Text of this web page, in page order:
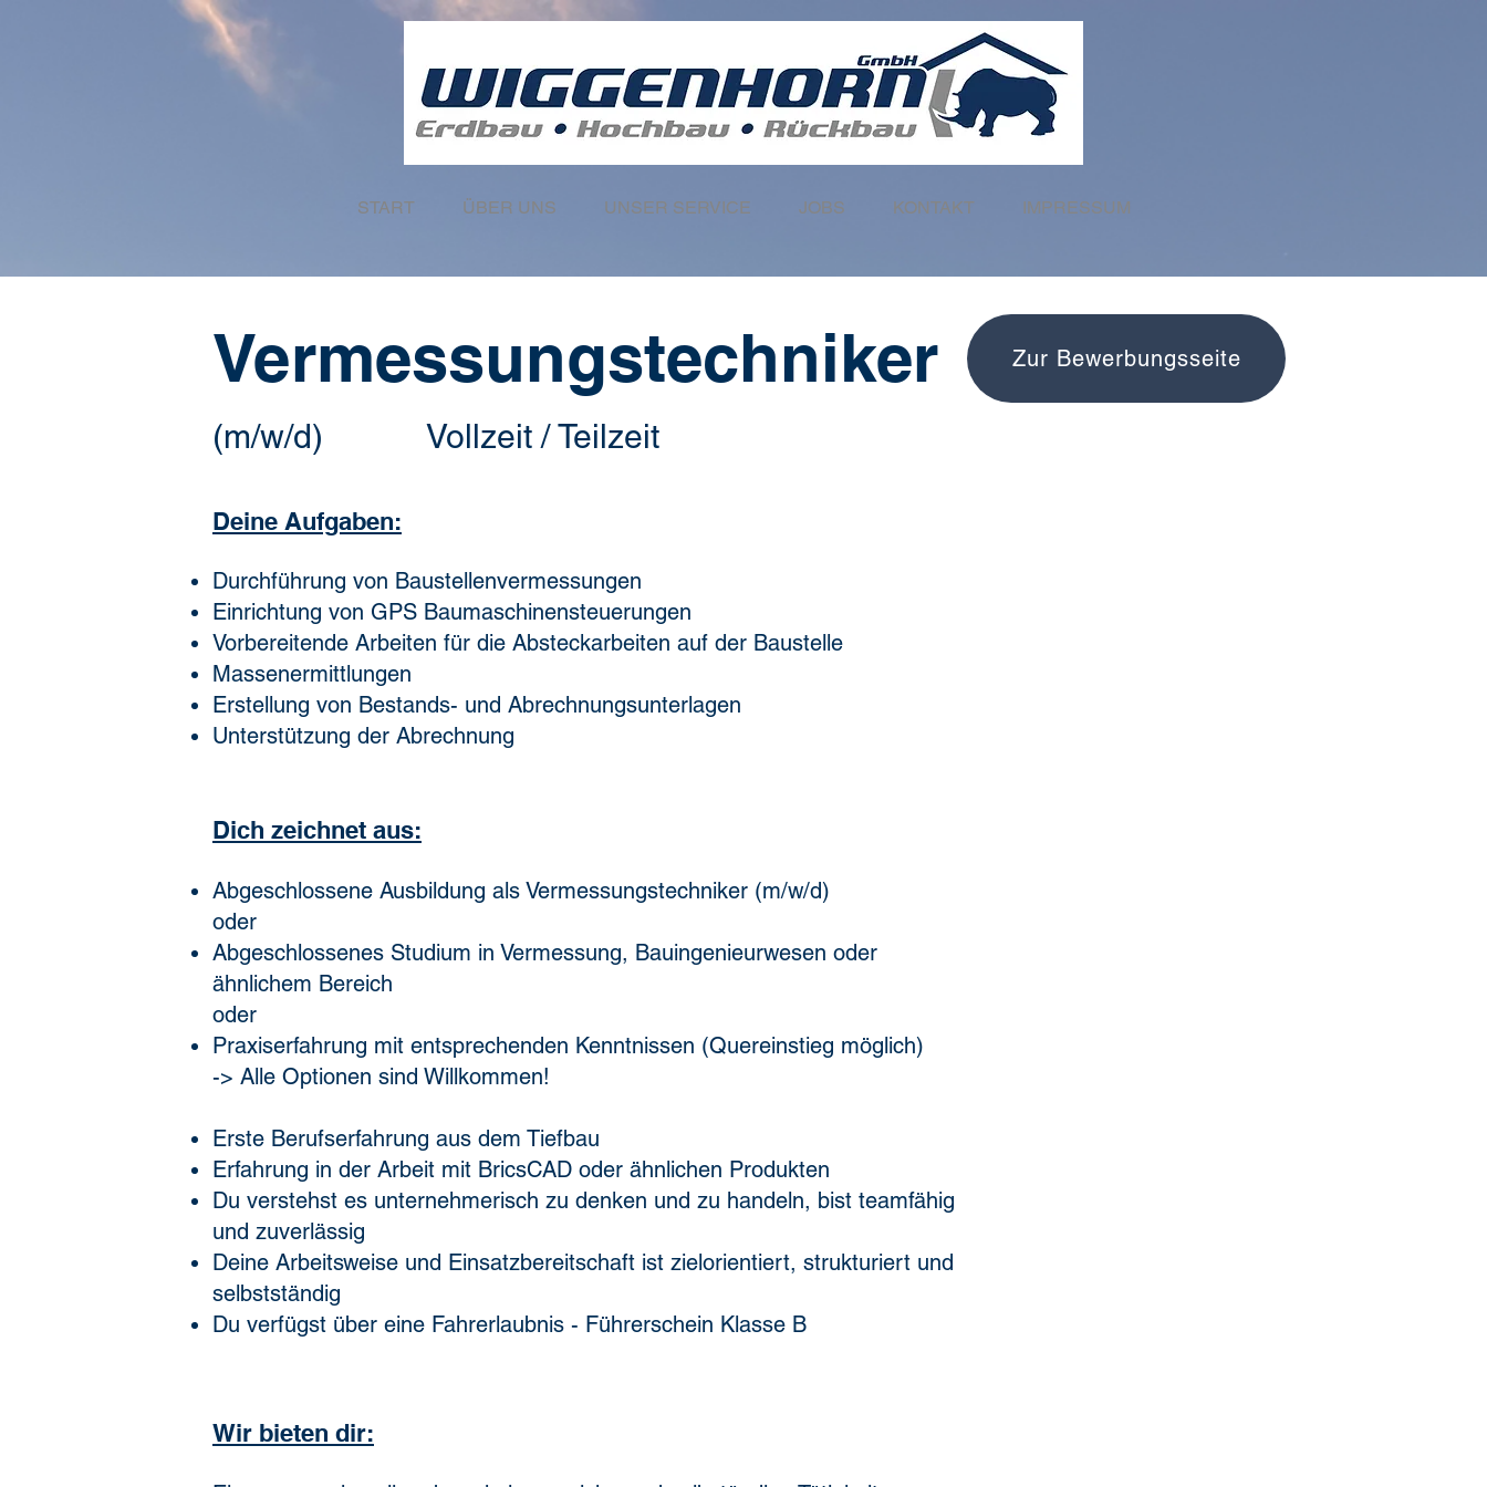
START ÜBER UNS UNSER SERVICE JOBS KONTAKT IMPRESSUM
Vermessungstechniker Zur Bewerbungsseite
(m/w/d) Vollzeit / Teilzeit
Deine Aufgaben:
Durchführung von Baustellenvermessungen
Einrichtung von GPS Baumaschinensteuerungen
Vorbereitende Arbeiten für die Absteckarbeiten auf der Baustelle
Massenermittlungen
Erstellung von Bestands- und Abrechnungsunterlagen
Unterstützung der Abrechnung
Dich zeichnet aus:
Abgeschlossene Ausbildung als Vermessungstechniker (m/w/d)
oder
Abgeschlossenes Studium in Vermessung, Bauingenieurwesen oder
ähnlichem Bereich
oder
Praxiserfahrung mit entsprechenden Kenntnissen (Quereinstieg möglich)
-> Alle Optionen sind Willkommen!
Erste Berufserfahrung aus dem Tiefbau
Erfahrung in der Arbeit mit BricsCAD oder ähnlichen Produkten
Du verstehst es unternehmerisch zu denken und zu handeln, bist teamfähig
und zuverlässig
Deine Arbeitsweise und Einsatzbereitschaft ist zielorientiert, strukturiert und
selbstständig
Du verfügst über eine Fahrerlaubnis - Führerschein Klasse B
Wir bieten dir: